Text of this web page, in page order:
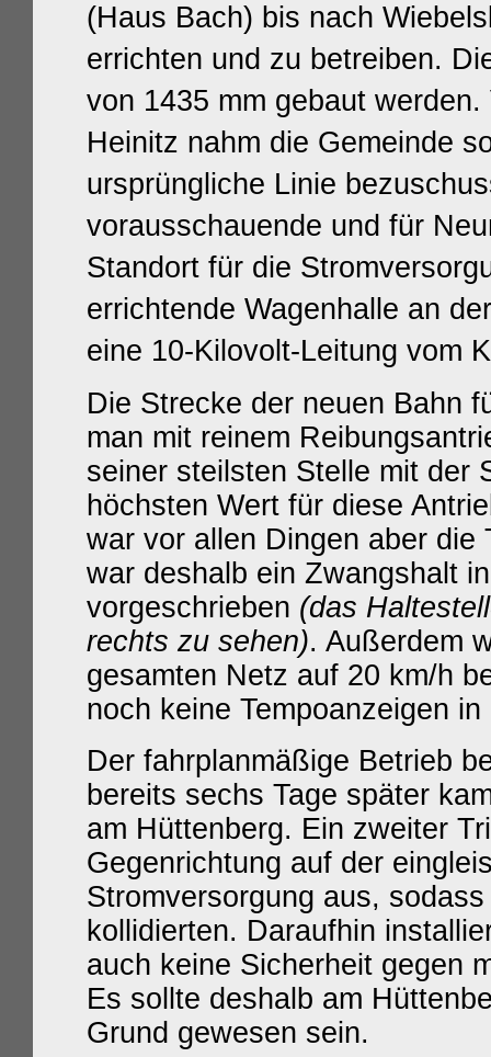
(Haus Bach) bis nach
errichten und zu betreiben.
von 1435 mm gebaut
Heinitz nahm die Gemeinde
ursprüngliche Linie
vorausschauende und für
Standort für die
errichtende Wagenhalle an
eine 10-Kilovolt-Leitung vom
Die Strecke der neuen Bahn
man mit reinem
seiner steilsten Stelle mit der
höchsten Wert für diese
war vor allen Dingen aber die
war deshalb ein Zwangshalt
vorgeschrieben (das
rechts zu sehen). Außerdem
gesamten Netz auf 20 km/h
noch keine Tempoanzeigen
Der fahrplanmäßige Betrieb
bereits sechs Tage später
am Hüttenberg. Ein zweiter
Gegenrichtung auf der
Stromversorgung aus,
kollidierten. Daraufhin
auch keine Sicherheit gegen
Es sollte deshalb am
Grund gewesen sein.